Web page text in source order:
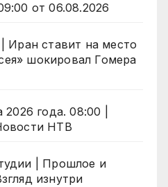
от 06.08.2026
Иран ставит на место
шокировал Гомера
2026 года. 08:00 |
НТВ
| Прошлое и
изнутри